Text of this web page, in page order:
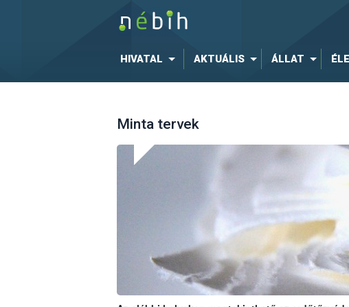
HIVATAL AKTUÁLIS ÁLLAT
Minta tervek